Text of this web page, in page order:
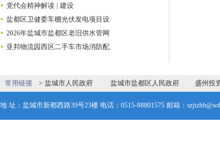
党代会精神解读 | 建设
盐都区卫健委车棚光伏发电项目设
2026年盐城市盐都区老旧供水管网
亚邦物流园西区二手车市场消防配
常用链接 > 盐城市人民政府 盐城市盐都区人民政府 盛州投
地 址：盐城市新都西路39号23楼 电话：0515-88801575 邮箱：